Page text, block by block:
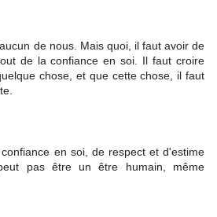
de nous. Mais quoi, il faut avoir de
de la confiance en soi. Il faut croire
chose, et que cette chose, il faut
en soi, de respect et d'estime
pas être un être humain, même